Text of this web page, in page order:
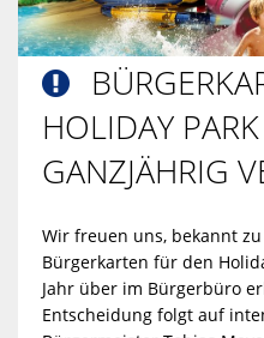
WIRTSCHAFTEN,
TOURISMUS

HOLIDAY
GANZJÄHRIG
Wir freuen uns, bekannt
Bürgerkarten für den
Jahr über im Bürgerbüro
Entscheidung folgt auf